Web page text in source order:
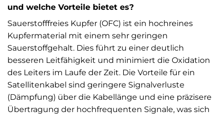
und welche Vorteile bietet es?
Sauerstofffreies Kupfer (OFC) ist ein hochreines
Kupfermaterial mit einem sehr geringen
Sauerstoffgehalt. Dies führt zu einer deutlich
besseren Leitfähigkeit und minimiert die Oxidation
des Leiters im Laufe der Zeit. Die Vorteile für ein
Satellitenkabel sind geringere Signalverluste
(Dämpfung) über die Kabellänge und eine präzisere
Übertragung der hochfrequenten Signale, was sich